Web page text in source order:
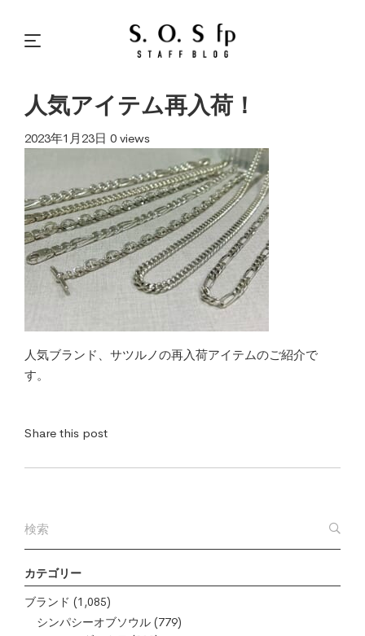
カテゴリー
ブランド (1,085)
シンパシーオブソウル (779)
人気アイテム再入荷！
2023年1月23日 0 views
人気ブランド、サツルノの再入荷アイテムのご紹介で
す。
Share this post